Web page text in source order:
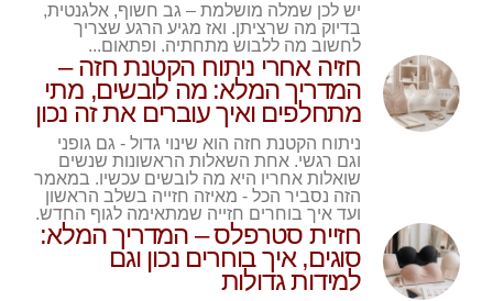
יש לכן שמלה מושלמת – גב חשוף, אלגנטית,
בדיוק מה שרציתן. ואז מגיע הרגע שצריך
לחשוב מה ללבוש מתחתיה. ופתאום...
חזיה אחרי ניתוח הקטנת חזה –
המדריך המלא: מה לובשים, מתי
מתחלפים ואיך עוברים את זה נכון
ניתוח הקטנת חזה הוא שינוי גדול - גם גופני
וגם רגשי. אחת השאלות הראשונות שנשים
שואלות אחריו היא מה לובשים עכשיו. במאמר
הזה נסביר הכל - מאיזה חזייה בשלב הראשון
ועד איך בוחרים חזייה שמתאימה לגוף החדש.
חזיית סטרפלס – המדריך המלא:
סוגים, איך בוחרים נכון וגם
למידות גדולות